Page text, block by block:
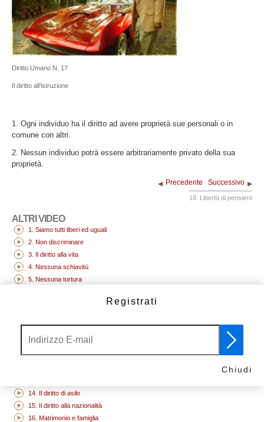
Diritto Umano N. 17
Il diritto all’istruzione
1. Ogni individuo ha il diritto ad avere proprietà sue personali o in
comune con altri.
2. Nessun individuo potrà essere arbitrariamente privato della sua
proprietà.
Precedente Successivo
18. Libertà di pensiero
ALTRI VIDEO
1. Siamo tutti liberi ed uguali
2. Non discriminare
3. Il diritto alla vita
4. Nessuna schiavitù
5. Nessuna tortura
7. Tutti sono uguali davanti alla legge.
10. Il diritto a un processo
11. Siamo innocenti fino a che la colpevolezza non sia stata provata.
14. Il diritto di asilo
15. Il diritto alla nazionalità
16. Matrimonio e famiglia
Registrati
Chiudi